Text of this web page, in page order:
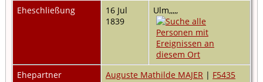
Eheschließung
16 Jul
1839
Ulm,,,,,
Ehepartner Auguste Mathilde MAJER | F5435